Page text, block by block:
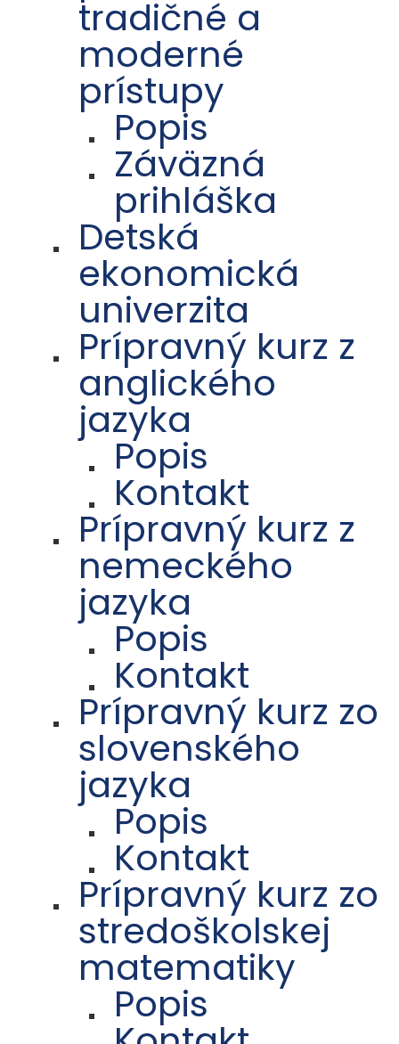
tradičné a
moderné
prístupy
Popis
Záväzná
prihláška
Detská
ekonomická
univerzita
Prípravný kurz z
anglického
jazyka
Popis
Kontakt
Prípravný kurz z
nemeckého
jazyka
Popis
Kontakt
Prípravný kurz zo
slovenského
jazyka
Popis
Kontakt
Prípravný kurz zo
stredoškolskej
matematiky
Popis